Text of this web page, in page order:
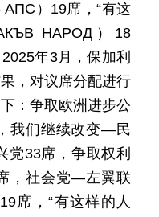
）19席，“有这
НАРОД）18
年3月，保加利
，对议席分配进行
：争取欧洲进步公
我们继续改变—民
党33席，争取权利
，社会党—左翼联
席，“有这样的人